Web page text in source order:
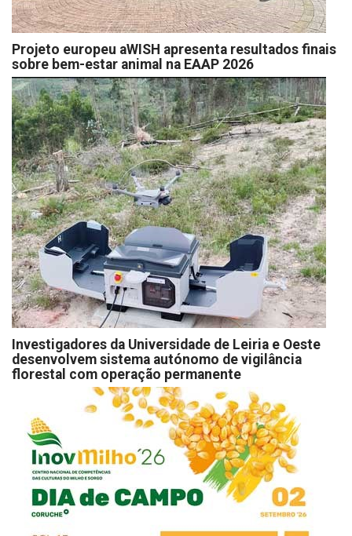
Projeto europeu aWISH apresenta resultados finais
sobre bem-estar animal na EAAP 2026
Investigadores da Universidade de Leiria e Oeste
desenvolvem sistema autónomo de vigilância
florestal com operação permanente